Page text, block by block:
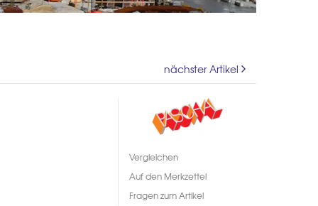
nächster Artikel
Vergleichen
Auf den Merkzettel
Fragen zum Artikel